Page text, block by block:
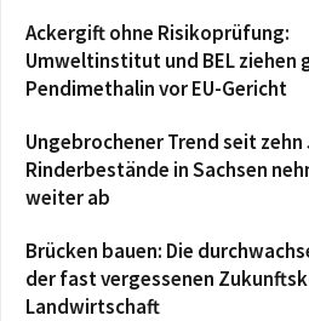
Ackergift ohne Risikoprüfung:
Umweltinstitut und BEL ziehen
Pendimethalin vor EU-Gericht
Ungebrochener Trend seit zehn
Rinderbestände in Sachsen
weiter ab
Brücken bauen: Die
der fast vergessenen
Landwirtschaft